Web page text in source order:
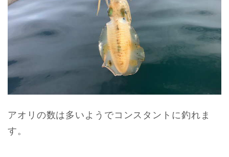
アオリの数は多いようでコンスタントに釣れま
す。